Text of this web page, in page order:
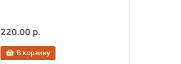
220.00 р.
В корзину